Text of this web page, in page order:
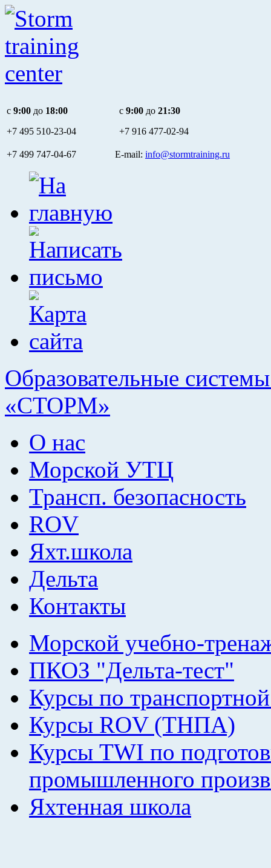
c 9:00 до 18:00
+7 495 510-23-04
c 9:00 до 21:30
+7 916 477-02-94
+7 499 747-04-67 E-mail: info@stormtraining.ru
Образовательные
«СТОРМ»
О нас
Морской УТЦ
Трансп. безопасность
ROV
Яхт.школа
Дельта
Контакты
Морской учебно-
ПКОЗ "Дельта-тест"
Курсы по
Курсы ROV (ТНПА)
Курсы TWI по
промышленного
Яхтенная школа